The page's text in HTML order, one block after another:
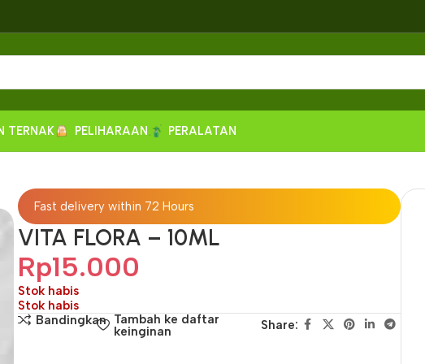
TERNAK PELIHARAAN PERALATAN
Fast delivery within 72 Hours
VITA FLORA – 10ML
Rp15.000
Stok habis
Stok habis
Bandingkan Tambah ke daftar
keinginan
Share: